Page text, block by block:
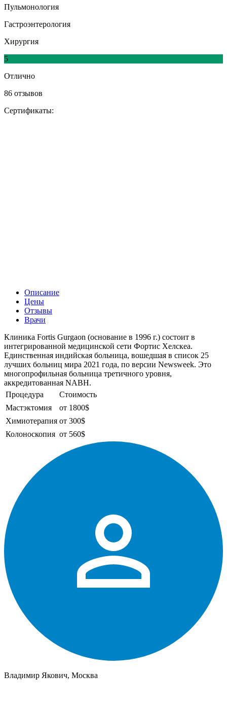
Пульмонология
Гастроэнтерология
Хирургия
5
Отлично
86 отзывов
Сертификаты:
Описание
Цены
Отзывы
Врачи
Клиника Fortis Gurgaon (основание в 1996 г.) состоит в
интегрированной медицинской сети Фортис Хелскеа.
Единственная индийская больница, вошедшая в список 25
лучших больниц мира 2021 года, по версии Newsweek. Это
многопрофильная больница третичного уровня,
аккредитованная NABH.
Процедура
Стоимость
Мастэктомия
от 1800$
Химиотерапия от 300$
Колоноскопия от 560$
Владимир Якович, Москва